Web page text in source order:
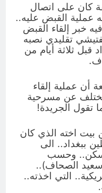
كان على اتصال
عملية القبض عليه..
خبر إلقاء القبض
تقليدي نصبه
قبل ثلاثة أيام من
عملية إلقاء
عن مسرحية
الجريدة!
بيت اخته الذي كان
ببغداد.. الى
وحسب
سعيد الصحاف)..
التي اخذته..